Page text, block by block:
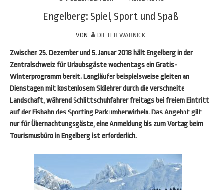
Engelberg: Spiel, Sport und Spaß
VON DIETER WARNICK
Zwischen 25. Dezember und 5. Januar 2018 hält Engelberg in der
Zentralschweiz für Urlaubsgäste wochentags ein Gratis-
Winterprogramm bereit. Langläufer beispielsweise gleiten an
Dienstagen mit kostenlosem Skilehrer durch die verschneite
Landschaft, während Schlittschuhfahrer freitags bei freiem Eintritt
auf der Eisbahn des Sporting Park umherwirbeln. Das Angebot gilt
nur für Übernachtungsgäste, eine Anmeldung bis zum Vortag beim
Tourismusbüro in Engelberg ist erforderlich.